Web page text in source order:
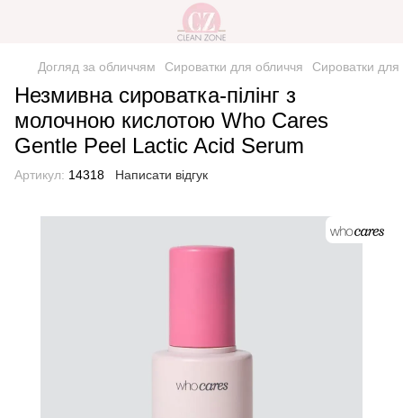
Догляд за обличчям Сироватки для обличчя Сироватки
Незмивна сироватка-пілінг з
молочною кислотою Who Cares
Gentle Peel Lactic Acid Serum
Артикул: 14318 Написати відгук